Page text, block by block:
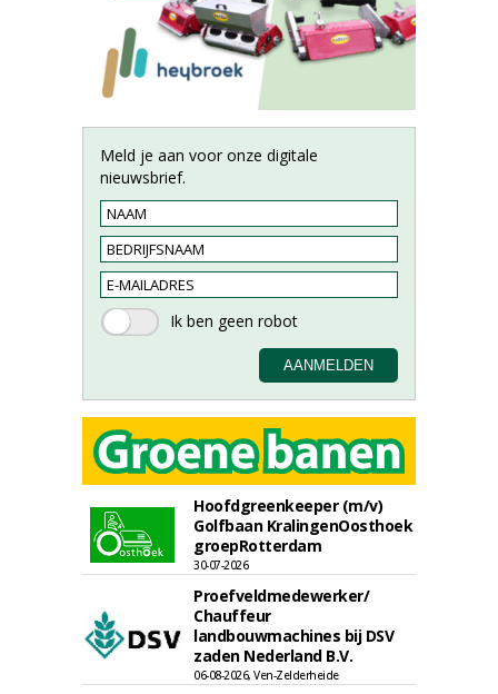
Meld je aan voor onze digitale
nieuwsbrief.
Hoofdgreenkeeper (m/v)
Golfbaan KralingenOosthoek
groepRotterdam
30-07-2026
Proefveldmedewerker/
Chauffeur
landbouwmachines bij DSV
zaden Nederland B.V.
06-08-2026, Ven-Zelderheide